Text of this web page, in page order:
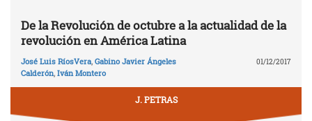
De la Revolución de octubre a la actualidad de la
revolución en América Latina
José Luis RíosVera, Gabino Javier Ángeles
Calderón, Iván Montero
01/12/2017
J. PETRAS